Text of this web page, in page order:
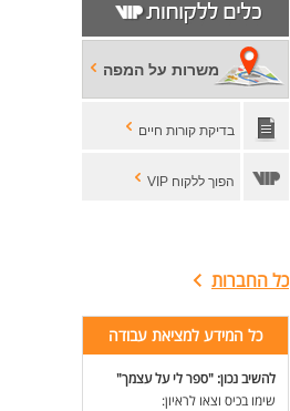
משרות על המפה
בדיקת קורות חיים
הפוך ללקוח VIP
כל החברות
כל המידע למציאת עבודה
להשיב נכון: "ספר לי על עצמך"
שימו בכיס וצאו לראיון: